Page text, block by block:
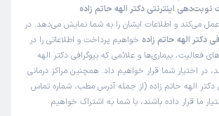
اینترنتی دکتر الهه حاتم زاده
عمل می‌کند و اطلاعات ایشان را به شما نمایش می‌دهد. در
دکتر الهه حاتم زاده خواهیم پرداخت و اطلاعاتی را در
فعالیت، بیماری‌ها و علائمی که بیوگرافی دکتر الهه
در اختیار شما قرار خواهیم داد. همچنین مراکز درمانی
دکتر الهه حاتم زاده (از جمله آدرس مطب، شماره تماس
ما قرار داده باشند، با شما به اشتراک خواهیم